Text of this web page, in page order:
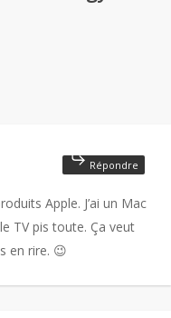
Apple. J’ai un Mac
TV pis toute. Ça veut
en rire. 😉
Répondre